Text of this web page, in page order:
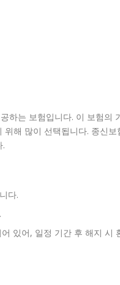
하는 보험입니다. 이 보험의
해 많이 선택됩니다. 종신
.
다.
있어, 일정 기간 후 해지 시